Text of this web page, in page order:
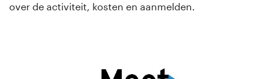
over de activiteit, kosten en aanmelden.